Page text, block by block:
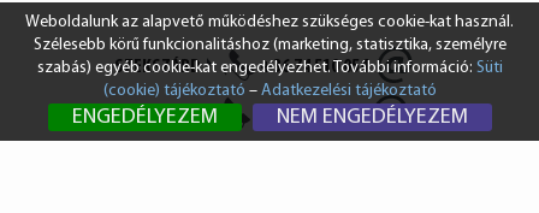
SZEKSZÁRD +36 74 510 054
info@vendi.hu
BUDAPEST +36 1 431 8687
Weboldalunk az alapvető működéshez szükséges cookie-kat használ.
Szélesebb körű funkcionalitáshoz (marketing, statisztika, személyre
szabás) egyéb cookie-kat engedélyezhet. További információ: Süti
(cookie) tájékoztató – Adatkezelési tájékoztató
ENGEDÉLYEZEM NEM ENGEDÉLYEZEM